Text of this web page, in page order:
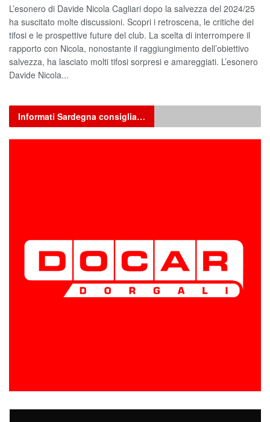
L’esonero di Davide Nicola Cagliari dopo la salvezza del 2024/25
ha suscitato molte discussioni. Scopri i retroscena, le critiche dei
tifosi e le prospettive future del club. La scelta di interrompere il
rapporto con Nicola, nonostante il raggiungimento dell’obiettivo
salvezza, ha lasciato molti tifosi sorpresi e amareggiati. L’esonero
Davide Nicola...
Informati Sardegna consiglia…